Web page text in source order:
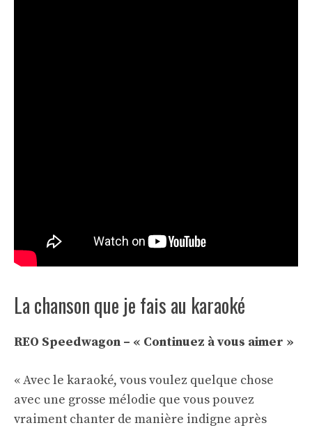
La chanson que je fais au karaoké
REO Speedwagon – « Continuez à vous aimer »
« Avec le karaoké, vous voulez quelque chose
avec une grosse mélodie que vous pouvez
vraiment chanter de manière indigne après